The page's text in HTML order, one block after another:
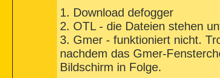
1. Download defogger
2. OTL - die Dateien stehen
3. Gmer - funktioniert nicht.
nachdem das Gmer-
Bildschirm in Folge.